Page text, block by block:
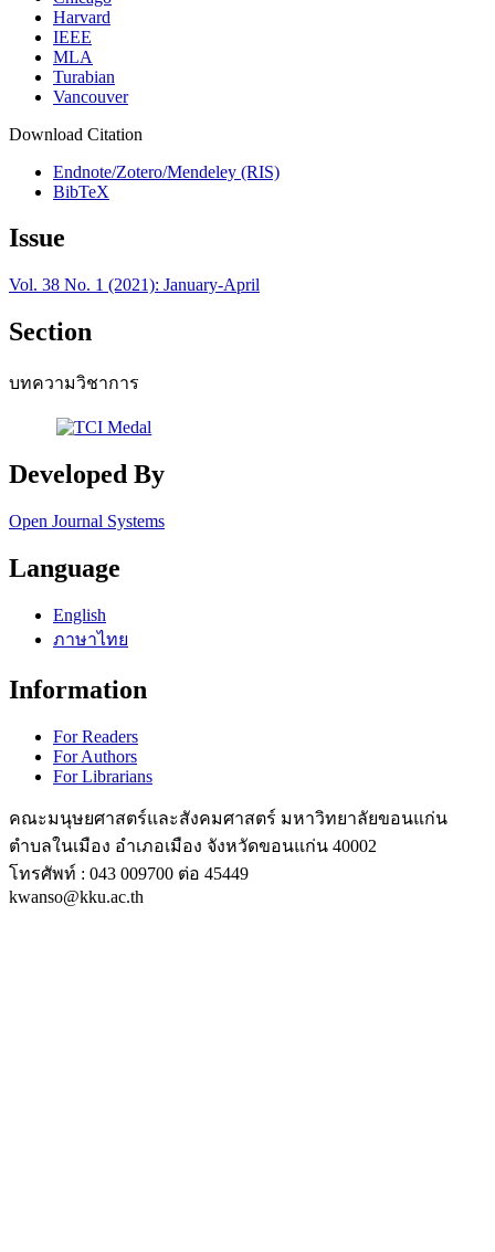
Harvard
IEEE
MLA
Turabian
Vancouver
Download Citation
Endnote/Zotero/Mendeley (RIS)
BibTeX
Issue
Vol. 38 No. 1 (2021): January-April
Section
บทความวิชาการ
Developed By
Open Journal Systems
Language
English
ภาษาไทย
Information
For Readers
For Authors
For Librarians
คณะมนุษยศาสตร์และสังคมศาสตร์ มหาวิทยาลัยขอนแก่น
ตำบลในเมือง อำเภอเมือง จังหวัดขอนแก่น 40002
โทรศัพท์ : 043 009700 ต่อ 45449
kwanso@kku.ac.th